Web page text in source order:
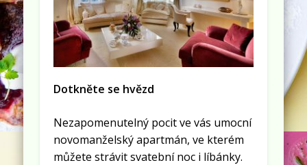
Dotkněte se hvězd
Nezapomenutelný pocit ve vás umocní
novomanželský apartmán, ve kterém
můžete strávit svatební noc i líbánky.